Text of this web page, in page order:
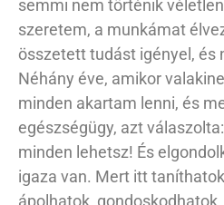
semmi nem történik
szeretem, a munkámat
összetett tudást igényel, és
Néhány éve, amikor
minden akartam lenni, és
egészségügy, azt
minden lehetsz! És
igaza van. Mert itt
ápolhatok,